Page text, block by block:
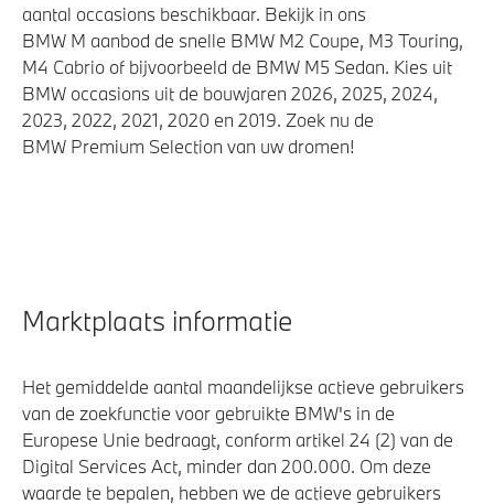
aantal occasions beschikbaar. Bekijk in ons
BMW M aanbod de snelle BMW M2 Coupe, M3 Touring,
M4 Cabrio of bijvoorbeeld de BMW M5 Sedan. Kies uit
BMW occasions uit de bouwjaren 2026, 2025, 2024,
2023, 2022, 2021, 2020 en 2019. Zoek nu de
BMW Premium Selection van uw dromen!
Marktplaats informatie
Het gemiddelde aantal maandelijkse actieve gebruikers
van de zoekfunctie voor gebruikte BMW's in de
Europese Unie bedraagt, conform artikel 24 (2) van de
Digital Services Act, minder dan 200.000. Om deze
waarde te bepalen, hebben we de actieve gebruikers